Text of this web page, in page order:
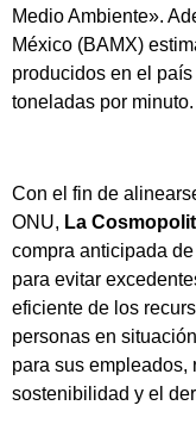
Medio Ambiente».
México (BAMX)
producidos en el
toneladas por minuto.
Con el fin de
ONU, La
compra anticipada
para evitar
eficiente de los
personas en
para sus empleados,
sostenibilidad y el